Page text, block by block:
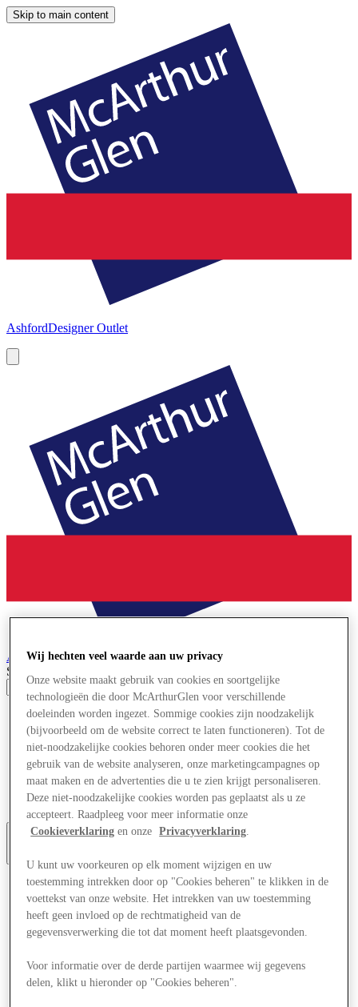
Skip to main content
AshfordDesigner Outlet
Ashford Designer Outlet
Search input
Winkels
Aanbiedingen
Plan je bezoek
Wat is er aan
Cadeaubonnen
Diensten
Wij hechten veel waarde aan uw privacy
Onze website maakt gebruik van cookies en soortgelijke
technologieën die door McArthurGlen voor verschillende
doeleinden worden ingezet. Sommige cookies zijn noodzakelijk
(bijvoorbeeld om de website correct te laten functioneren). Tot de
niet-noodzakelijke cookies behoren onder meer cookies die het
gebruik van de website analyseren, onze marketingcampagnes op
maat maken en de advertenties die u te zien krijgt personaliseren.
Deze niet-noodzakelijke cookies worden pas geplaatst als u ze
accepteert. Raadpleeg voor meer informatie onze
Cookieverklaring en onze Privacyverklaring.
U kunt uw voorkeuren op elk moment wijzigen en uw
toestemming intrekken door op "Cookies beheren" te klikken in de
voettekst van onze website. Het intrekken van uw toestemming
heeft geen invloed op de rechtmatigheid van de
gegevensverwerking die tot dat moment heeft plaatsgevonden.
Voor informatie over de derde partijen waarmee wij gegevens
delen, klikt u hieronder op "Cookies beheren".